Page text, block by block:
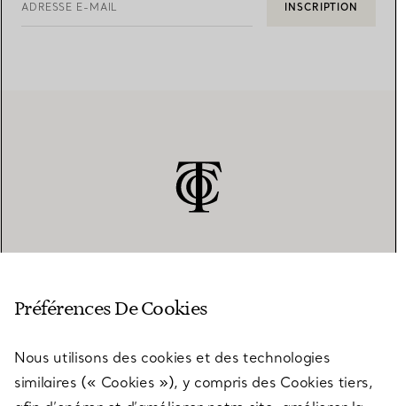
ADRESSE E-MAIL INSCRIPTION
SERVICES
Préférences De Cookies
Nous utilisons des cookies et des technologies
similaires (« Cookies »), y compris des Cookies tiers,